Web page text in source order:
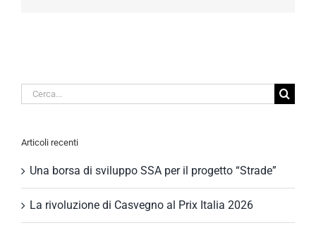
Cerca
Articoli recenti
Una borsa di sviluppo SSA per il progetto “Strade”
La rivoluzione di Casvegno al Prix Italia 2026